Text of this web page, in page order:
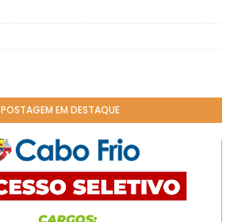
POSTAGEM EM DESTAQUE